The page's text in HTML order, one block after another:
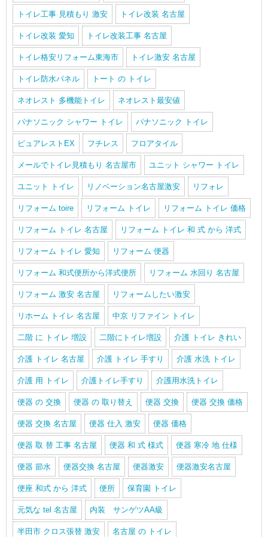
トイレ工事 見積もり 激安 トイレ改装 名古屋
トイレ改装 愛知 トイレ改装工事 名古屋
トイレ格安リフォーム東海市 トイレ激安 名古屋
トイレ防水パネル トート の トイレ
ネオレスト 多機能トイレ ネオレスト最安値
パナソニック シャワー トイレ パナソニック トイレ
ピュアレストEX フチレス フロアタイル
メールでトイレ見積もり 名古屋市 ユニット シャワー トイレ
ユニット トイレ リノベーション名古屋激安 リフォレ
リフォーム toire リフォーム トイレ リフォーム トイレ 価格
リフォーム トイレ 名古屋 リフォーム トイレ 和 式 から 洋式
リフォーム トイレ 愛知 リフォーム 便器
リフォーム 和式便所から洋式便所 リフォーム 水回り 名古屋
リフォーム 激安 名古屋 リフォームしたい激安
リホーム トイレ 名古屋 中京 リファイン トイレ
二階 に トイレ 増設 二階にトイレ増設 介護 トイレ きれい
介護 トイレ 名古屋 介護 トイレ 手すり 介護 水洗 トイレ
介護 用 トイレ 介護トイレ手すり 介護用水洗トイレ
便器 の 交換 便器 の 取り替え 便器 交換 便器 交換 価格
便器 交換 名古屋 便器 仕入 激安 便器 価格
便器 取 替 工事 名古屋 便器 和 式 様式 便器 寒冷 地 仕様
便器 節水 便器交換 名古屋 便器激安 便器激安名古屋
便座 和式 から 洋式 便所 保育園 トイレ
元気な tel 名古屋 内装 サンゲツAA級
半田市 クロス張替 激安 名古屋 の トイレ